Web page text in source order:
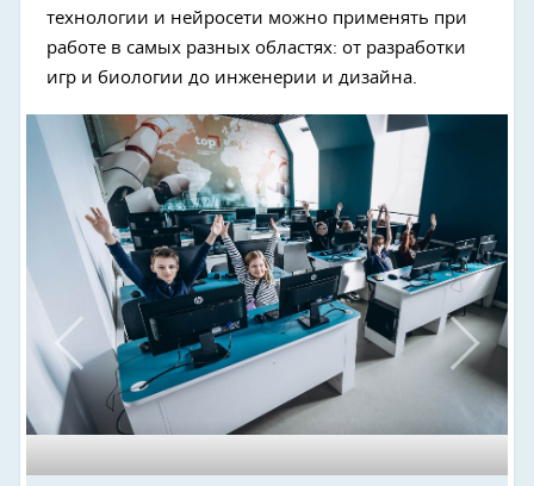
технологии и нейросети можно применять при
работе в самых разных областях: от разработки
игр и биологии до инженерии и дизайна.